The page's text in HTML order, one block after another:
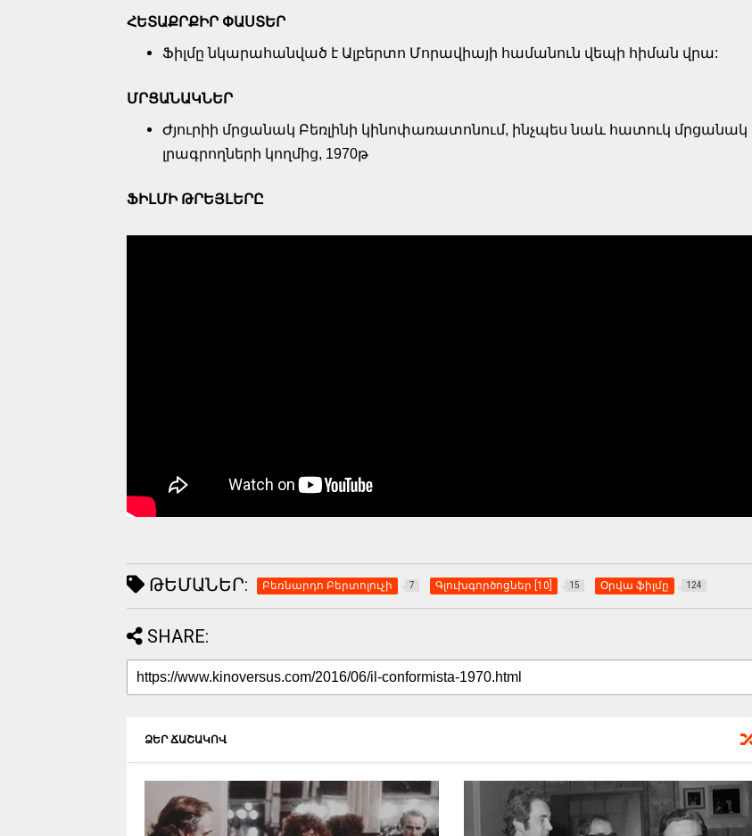
ՀԵՏԱՔՐՔԻՐ ՓԱՍՏԵՐ
Ֆիլմը նկարահանված է Ալբերտո Մորավիայի համանուն վեպի հիման վրա:
ՄՐՑԱՆԱԿՆԵՐ
Ժյուրիի մրցանակ Բեռլինի կինոփառատոնում, ինչպես նաև հատուկ մրցանակ
լրագրողների կողմից, 1970թ
ՖԻԼՄԻ ԹՐԵՅԼԵՐԸ
ԹԵՄԱՆԵՐ: Բեռնարդո Բերտոլուչի 7 Գլուխգործոցներ [10] 15 Օրվա ֆիլմը 124
SHARE:
ՁԵՐ ՃԱՇԱԿՈՎ